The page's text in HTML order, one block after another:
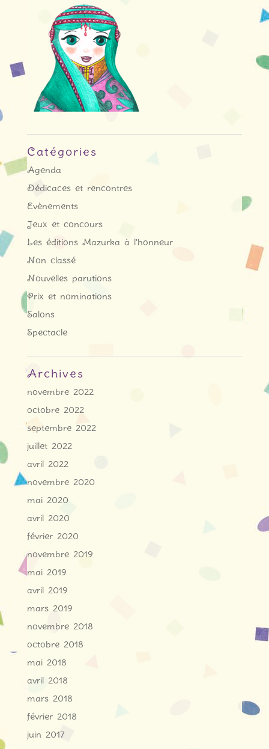
Catégories
Agenda
Dédicaces et rencontres
Evènements
Jeux et concours
Les éditions Mazurka à l'honneur
Non classé
Nouvelles parutions
Prix et nominations
Salons
Spectacle
Archives
novembre 2022
octobre 2022
septembre 2022
juillet 2022
avril 2022
novembre 2020
mai 2020
avril 2020
février 2020
novembre 2019
mai 2019
avril 2019
mars 2019
novembre 2018
octobre 2018
mai 2018
avril 2018
mars 2018
février 2018
juin 2017